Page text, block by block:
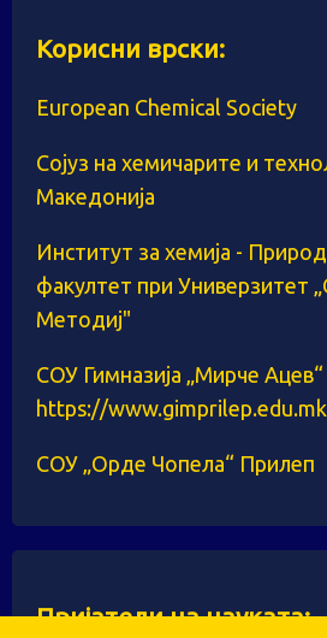
Корисни врски:
European Chemical Society
Сојуз на хемичарите и
Македонија
Институт за хемија -
факултет при Универзитет
Методиј"
СОУ Гимназија „Мирче
https://www.gimprilep.edu.mk
СОУ „Орде Чопела“ Прилеп
Пријатели на науката: